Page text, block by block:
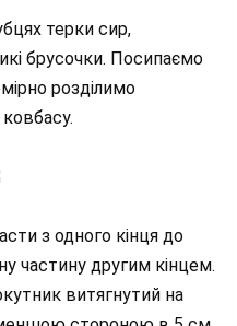
терки сир,
брусочки. Посипаємо
розділимо
з одного кінця до
частину другим кінцем.
витягнутий на